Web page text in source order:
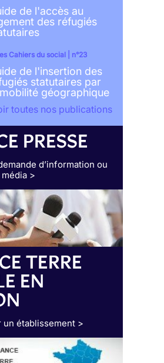
de l'accès au
des réfugiés
Cahiers du social | n°23
de l'insertion des
statutaires par
géographique
toutes nos publications
PRESSE
d’information ou
>
TERRE
EN
un établissement >